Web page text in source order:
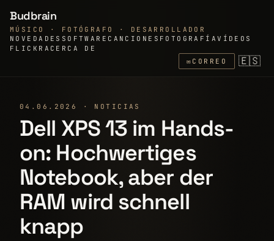
Budbrain
MÚSICO · FOTÓGRAFO · DESARROLLADOR
NOVEDADES SOFTWARE CANCIONES FOTOGRAFÍAVÍDEOS
FLICKR ACERCA DE
✉ CORREO 🇪🇸
04.06.2026 · NOTICIAS
Dell XPS 13 im Hands-
on: Hochwertiges
Notebook, aber der
RAM wird schnell
knapp